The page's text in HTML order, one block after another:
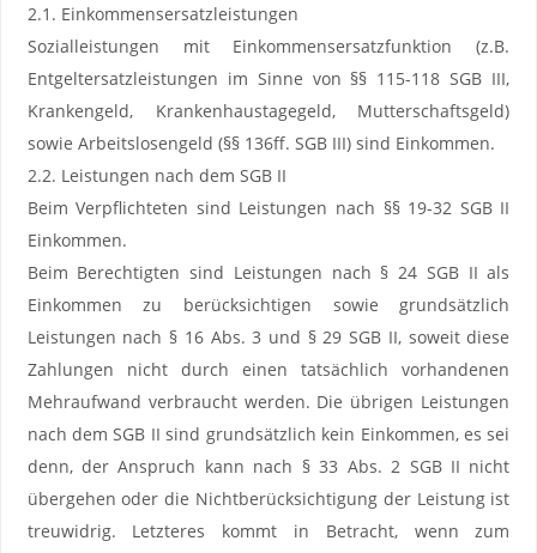
2.1. Einkommensersatzleistungen
Sozialleistungen mit Einkommensersatzfunktion (z.B.
Entgeltersatzleistungen im Sinne von §§ 115-118 SGB III,
Krankengeld, Krankenhaustagegeld, Mutterschaftsgeld)
sowie Arbeitslosengeld (§§ 136ff. SGB III) sind Einkommen.
2.2. Leistungen nach dem SGB II
Beim Verpflichteten sind Leistungen nach §§ 19-32 SGB II
Einkommen.
Beim Berechtigten sind Leistungen nach § 24 SGB II als
Einkommen zu berücksichtigen sowie grundsätzlich
Leistungen nach § 16 Abs. 3 und § 29 SGB II, soweit diese
Zahlungen nicht durch einen tatsächlich vorhandenen
Mehraufwand verbraucht werden. Die übrigen Leistungen
nach dem SGB II sind grundsätzlich kein Einkommen, es sei
denn, der Anspruch kann nach § 33 Abs. 2 SGB II nicht
übergehen oder die Nichtberücksichtigung der Leistung ist
treuwidrig. Letzteres kommt in Betracht, wenn zum